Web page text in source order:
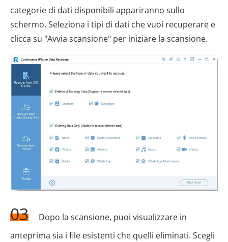
categorie di dati disponibili appariranno sullo
schermo. Seleziona i tipi di dati che vuoi recuperare e
clicca su "Avvia scansione" per iniziare la scansione.
03
Dopo la scansione, puoi visualizzare in
anteprima sia i file esistenti che quelli eliminati. Scegli